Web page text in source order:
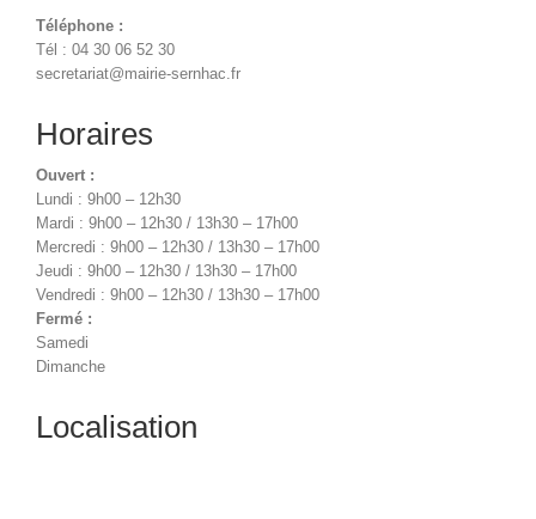
Téléphone :
Tél : 04 30 06 52 30
secretariat@mairie-sernhac.fr
Horaires
Ouvert :
Lundi : 9h00 – 12h30
Mardi : 9h00 – 12h30 / 13h30 – 17h00
Mercredi : 9h00 – 12h30 / 13h30 – 17h00
Jeudi : 9h00 – 12h30 / 13h30 – 17h00
Vendredi : 9h00 – 12h30 / 13h30 – 17h00
Fermé :
Samedi
Dimanche
Localisation